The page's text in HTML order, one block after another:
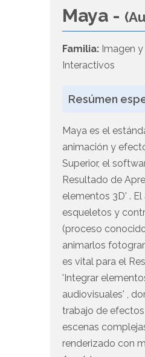
Maya -
Familia: Imagen
Interactivos
Resúmen
Maya es el
animación y
Superior, el
Resultado de
elementos 3D' .
esqueletos y
(proceso
animarlos
es vital para el
'Integrar
audiovisuales' ,
trabajo de
escenas
renderizado con